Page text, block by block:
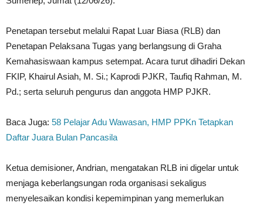
Penetapan tersebut melalui Rapat Luar Biasa (RLB) dan
Penetapan Pelaksana Tugas yang berlangsung di Graha
Kemahasiswaan kampus setempat. Acara turut dihadiri Dekan
FKIP, Khairul Asiah, M. Si.; Kaprodi PJKR, Taufiq Rahman, M.
Pd.; serta seluruh pengurus dan anggota HMP PJKR.
Baca Juga: 58 Pelajar Adu Wawasan, HMP PPKn Tetapkan
Daftar Juara Bulan Pancasila
Ketua demisioner, Andrian, mengatakan RLB ini digelar untuk
menjaga keberlangsungan roda organisasi sekaligus
menyelesaikan kondisi kepemimpinan yang memerlukan